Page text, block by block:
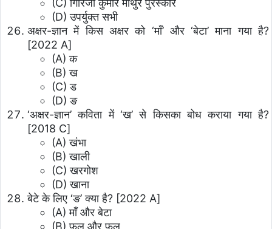
(D) उपर्युक्त सभी
अक्षर-ज्ञान में किस अक्षर को ‘माँ’ और ‘बेटा’ माना गया है?
[2022 A]
(A) क
(B) ख
(C) ड
(D) ङ
‘अक्षर-ज्ञान’ कविता में ‘ख’ से किसका बोध कराया गया है?
[2018 C]
(A) खंभा
(B) खाली
(C) खरगोश
(D) खाना
बेटे के लिए ‘ङ’ क्या है? [2022 A]
(A) माँ और बेटा
(B) फल और फूल